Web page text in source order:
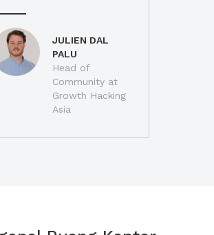
JULIEN DAL
PALU
Head of
Community at
Growth Hacking
Asia